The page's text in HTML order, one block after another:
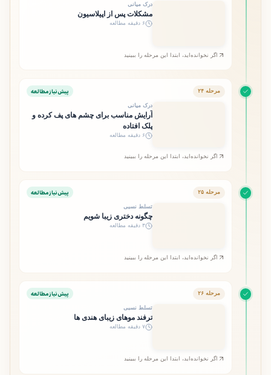
درک میانی
مشکلات پس از اپیلاسیون
۶ دقیقه مطالعه
اگر نخوانده‌اید، ابتدا این مرحله را ببینید
مرحله ۲۴ پیش‌نیاز مطالعه
درک میانی
آرایش مناسب برای چشم های پف کرده و
پلک افتاده
۶ دقیقه مطالعه
اگر نخوانده‌اید، ابتدا این مرحله را ببینید
مرحله ۲۵ پیش‌نیاز مطالعه
تسلط نسبی
چگونه دختری زیبا شویم
۳ دقیقه مطالعه
اگر نخوانده‌اید، ابتدا این مرحله را ببینید
مرحله ۲۶ پیش‌نیاز مطالعه
تسلط نسبی
ترفند موهای زیبای هندی ها
۷ دقیقه مطالعه
اگر نخوانده‌اید، ابتدا این مرحله را ببینید